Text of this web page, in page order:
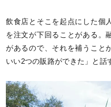
飲食店とそこを起点にした個
を注文が下回ることがある。
があるので、それを補うこと
いい2つの販路ができた」と話